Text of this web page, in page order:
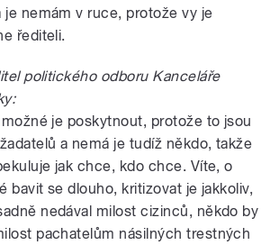
je nemám v ruce, protože vy je
řediteli.
politického odboru Kanceláře
je poskytnout, protože to jsou
a nemá je tudíž někdo, takže
jak chce, kdo chce. Víte, o
bavit se dlouho, kritizovat je jakkoliv,
nedával milost cizinců, někdo by
pachatelům násilných trestných